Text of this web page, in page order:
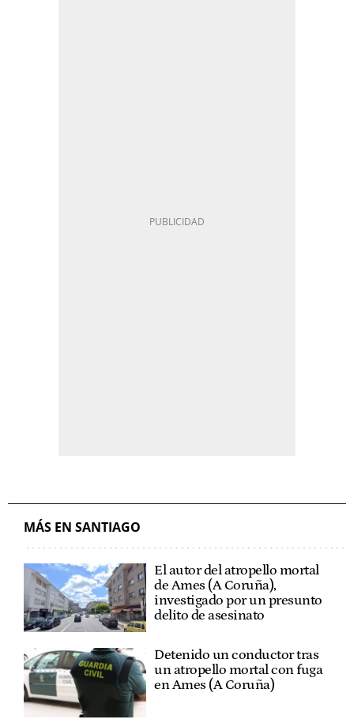
MÁS EN SANTIAGO
El autor del atropello mortal
de Ames (A Coruña),
investigado por un presunto
delito de asesinato
Detenido un conductor tras
un atropello mortal con fuga
en Ames (A Coruña)